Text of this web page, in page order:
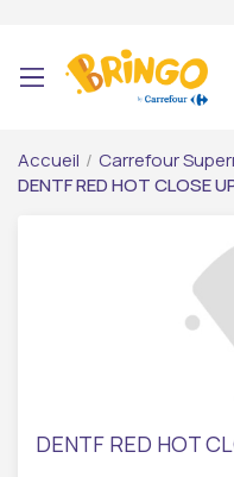
Accueil / Carrefour
DENTF RED HOT CLOSE
DENTF RED HOT